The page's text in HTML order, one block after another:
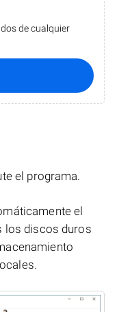
de cualquier
el programa.
el
los discos duros